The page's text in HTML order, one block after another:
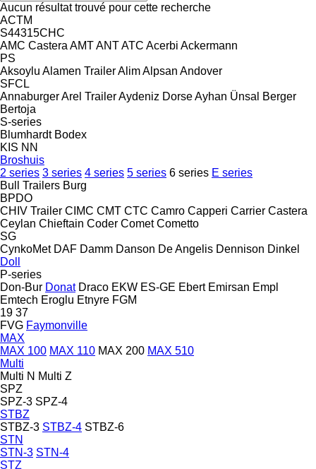
Aucun résultat trouvé pour cette recherche
ACTM
S44315CHC
AMC Castera AMTANTATC Acerbi Ackermann
PS
Aksoylu Alamen TrailerAlimAlpsan Andover
SFCL
AnnaburgerArel TrailerAydeniz DorseAyhan Ünsal
Berger
Bertoja
S-series
Blumhardt Bodex
KIS NN
Broshuis
2 series 3 series 4 series 5 series 6 series E series
Bull Trailers Burg
BPDO
CHIV Trailer CIMC CMT CTC Camro Capperi Carrier Castera
Ceylan Chieftain Coder Comet Cometto
SG
CynkoMet DAF Damm Danson De Angelis Dennison Dinkel
Doll
P-series
Don-Bur Donat Draco EKW ES-GE Ebert Emirsan Empl
Emtech Eroglu Etnyre FGM
19 37
FVG Faymonville
MAX
MAX 100 MAX 110 MAX 200 MAX 510
Multi
Multi N Multi Z
SPZ
SPZ-3 SPZ-4
STBZ
STBZ-3 STBZ-4 STBZ-6
STN
STN-3 STN-4
STZ